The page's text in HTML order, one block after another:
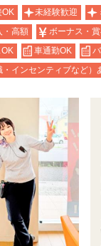
OK 未経験歓迎
・高額 ボーナス・賞
OK 車通勤OK
インセンティブなど）